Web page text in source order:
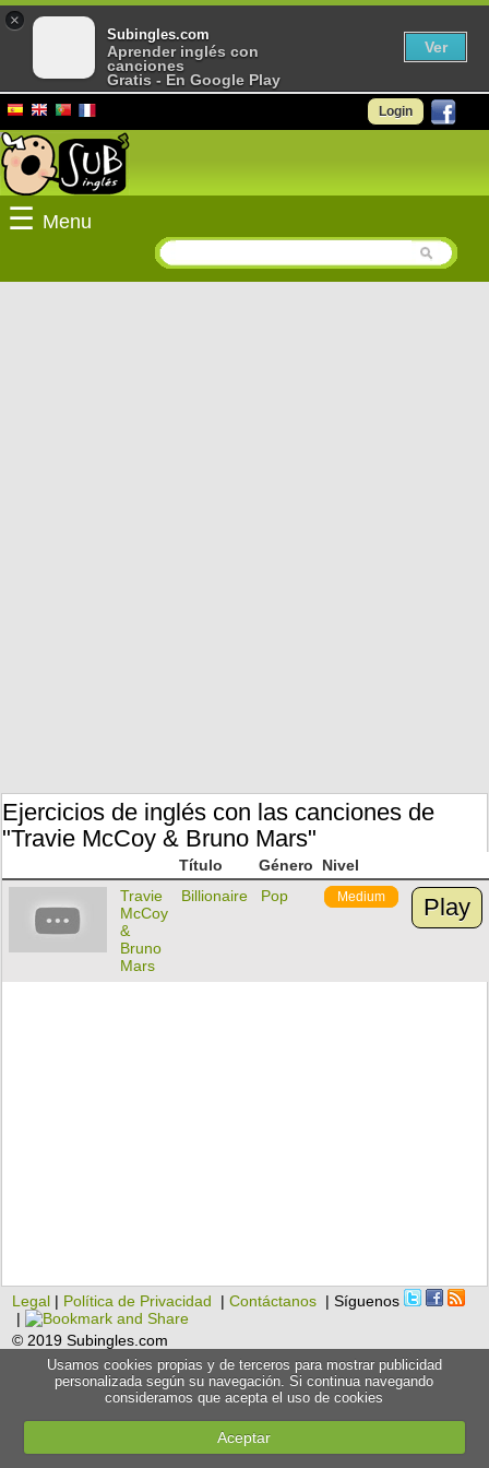
Login
☰ Menu
Ejercicios de inglés con las canciones de
"Travie McCoy & Bruno Mars"
Título Género
Nivel
Travie
McCoy
&
Bruno
Mars
Billionaire Pop Medium Play
Legal | Política de Privacidad |Contáctanos | Síguenos
|
© 2019 Subingles.com
Usamos cookies propias y de terceros para mostrar publicidad
personalizada según su navegación. Si continua navegando
consideramos que acepta el uso de cookies
Aceptar
×
Subingles.com
Aprender inglés con
canciones
Gratis - En Google Play
Ver